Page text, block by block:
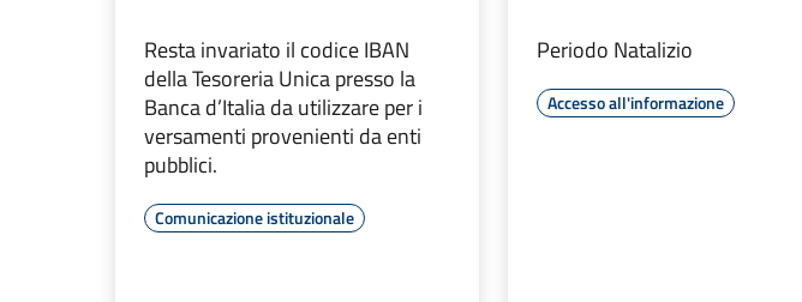
Resta invariato il codice IBAN
della Tesoreria Unica presso la
Banca d’Italia da utilizzare per i
versamenti provenienti da enti
pubblici.
Comunicazione istituzionale
Periodo Natalizio
Accesso all'informazione